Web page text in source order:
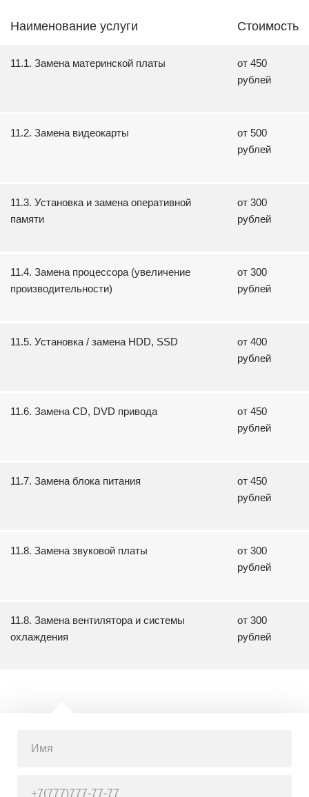
Наименование услуги Стоимость
11.1. Замена материнской платы
от 450
рублей
11.2. Замена видеокарты
от 500
рублей
11.3. Установка и замена оперативной
памяти
от 300
рублей
11.4. Замена процессора (увеличение
производительности)
от 300
рублей
11.5. Установка / замена HDD, SSD
от 400
рублей
11.6. Замена CD, DVD привода
от 450
рублей
11.7. Замена блока питания
от 450
рублей
11.8. Замена звуковой платы
от 300
рублей
11.8. Замена вентилятора и системы
охлаждения
от 300
рублей